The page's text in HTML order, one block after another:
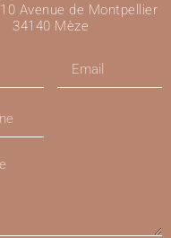
10 Avenue de Montpellier
34140 Mèze